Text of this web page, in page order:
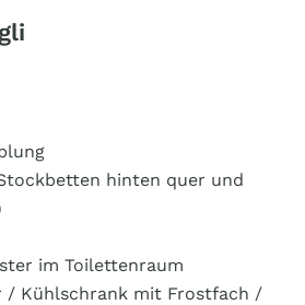
hinten quer und
im Toilettenraum
/ Kühlschrank mit Frostfach /